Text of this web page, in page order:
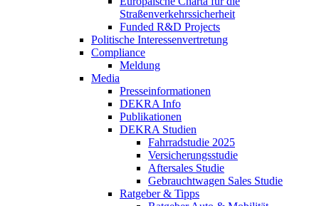
Straßenverkehrssicherheit
Funded R&D Projects
Politische Interessenvertretung
Compliance
Meldung
Media
Presseinformationen
DEKRA Info
Publikationen
DEKRA Studien
Fahrradstudie 2025
Versicherungsstudie
Aftersales Studie
Gebrauchtwagen Sales Studie
Ratgeber & Tipps